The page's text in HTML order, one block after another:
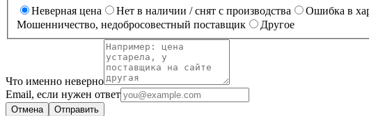
Неверная цена
Нет в наличии / снят с производства Ошибка в
Мошенничество, недобросовестный поставщик
Другое
Что именно неверно
Email, если нужен ответ
Отмена Отправить